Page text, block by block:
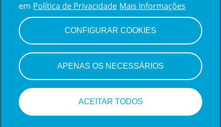
Sistema de monitoramento de candidatosda Teamtailor
em Política de Privacidade Mais Informações
CONFIGURAR COOKIES
APENAS OS NECESSÁRIOS
ACEITAR TODOS